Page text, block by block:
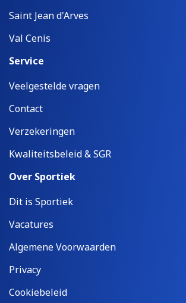
Saint Jean d'Arves
Val Cenis
Service
Veelgestelde vragen
Contact
Verzekeringen
Kwaliteitsbeleid & SGR
Over Sportiek
Dit is Sportiek
Vacatures
Algemene Voorwaarden
Privacy
Cookiebeleid